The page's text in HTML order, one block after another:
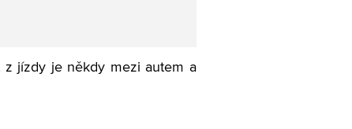
z jízdy je někdy mezi autem a